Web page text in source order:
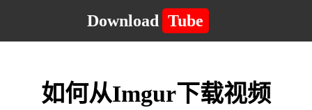
Download Tube
如何从Imgur下载视频